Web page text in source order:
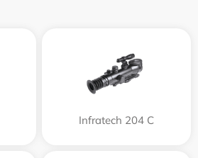
Infratech 204 С